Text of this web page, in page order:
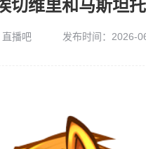
切维里和马斯坦
播吧 发布时间：2026-